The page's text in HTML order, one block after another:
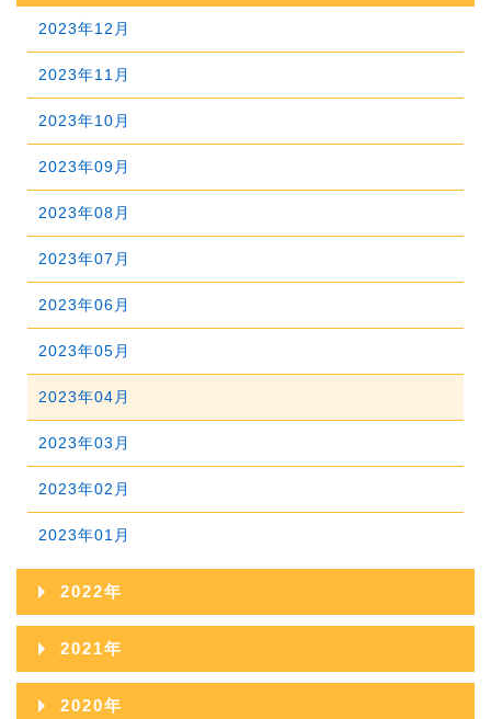
2026年04月
2026年03月
2026年02月
2026年01月
2025年10月
2025年09月
2025年08月
2025年07月
2025年06月
2025年05月
2025年04月
2025年03月
2025年02月
2025年01月
2023年12月
2023年11月
2023年10月
2023年09月
2023年08月
2023年07月
2023年06月
2023年05月
2023年04月
2023年03月
2023年02月
2023年01月
2022年
2022年12月
2022年11月
2021年
2021年12月
2020年